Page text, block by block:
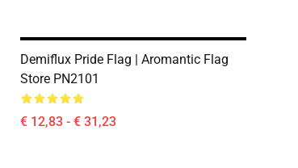
Demiflux Pride Flag | Aromantic Flag
Store PN2101
€ 12,83 - € 31,23